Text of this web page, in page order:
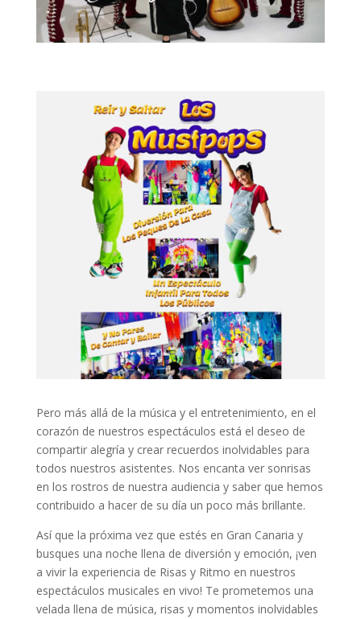
Pero más allá de la música y el entretenimiento, en el
corazón de nuestros espectáculos está el deseo de
compartir alegría y crear recuerdos inolvidables para
todos nuestros asistentes. Nos encanta ver sonrisas
en los rostros de nuestra audiencia y saber que hemos
contribuido a hacer de su día un poco más brillante.
Así que la próxima vez que estés en Gran Canaria y
busques una noche llena de diversión y emoción, ¡ven
a vivir la experiencia de Risas y Ritmo en nuestros
espectáculos musicales en vivo! Te prometemos una
velada llena de música, risas y momentos inolvidables